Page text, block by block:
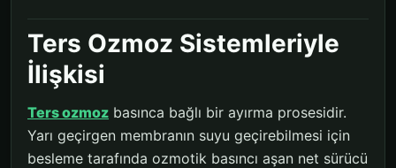
Ters Ozmoz Sistemleriyle
İlişkisi
Ters ozmoz basınca bağlı bir ayırma prosesidir.
Yarı geçirgen membranın suyu geçirebilmesi için
besleme tarafında ozmotik basıncı aşan net sürücü